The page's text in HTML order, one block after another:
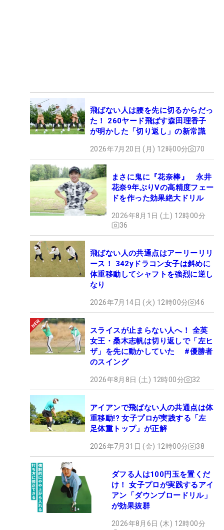
飛ばない人は腰を先に切るからだっ
た！ 260ヤード飛ばす森田理香子
が明かした「切り返し」の新常識
2026年7月20日 (月) 12時00分 70
まさに鬼に『花奈棒』 永井
花奈9年ぶりVの高精度フェー
ドを作った効果絶大ドリル
2026年8月1日 (土) 12時00分
36
飛ばない人の共通点はアーリーリリ
ース！ 342yドラコン女子は斜めに
体重移動してシャフトを強烈に逆し
なり
2026年7月14日 (火) 12時00分 46
スライスが止まらない人へ！ 全英
女王・桑木志帆は切り返しで「左ヒ
ザ」を先に動かしていた #優勝者
のスイング
2026年8月8日 (土) 12時00分 32
アイアンで飛ばない人の共通点は体
重移動!? 女子プロが実践する「左
足体重トップ」が正解
2026年7月31日 (金) 12時00分 38
ダフる人は100円玉を置くだ
け！ 女子プロが実践するアイ
アン「ダウンブロードリル」
が効果抜群
2026年8月6日 (木) 12時00分